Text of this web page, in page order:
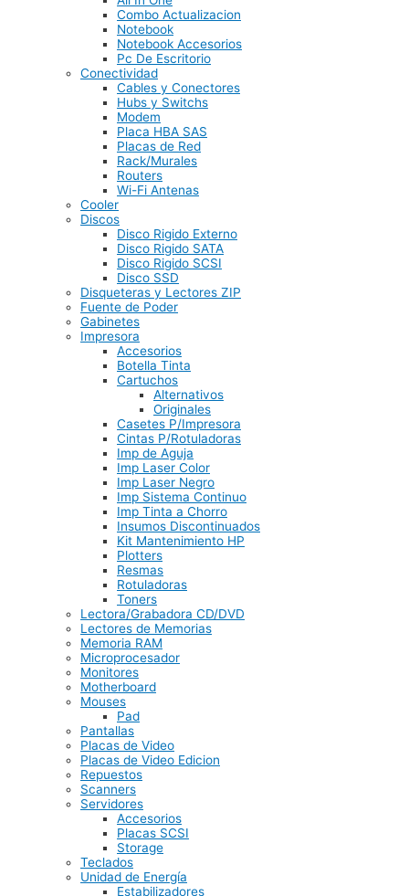
Combo Actualizacion
Notebook
Notebook Accesorios
Pc De Escritorio
Conectividad
Cables y Conectores
Hubs y Switchs
Modem
Placa HBA SAS
Placas de Red
Rack/Murales
Routers
Wi-Fi Antenas
Cooler
Discos
Disco Rigido Externo
Disco Rigido SATA
Disco Rigido SCSI
Disco SSD
Disqueteras y Lectores ZIP
Fuente de Poder
Gabinetes
Impresora
Accesorios
Botella Tinta
Cartuchos
Alternativos
Originales
Casetes P/Impresora
Cintas P/Rotuladoras
Imp de Aguja
Imp Laser Color
Imp Laser Negro
Imp Sistema Continuo
Imp Tinta a Chorro
Insumos Discontinuados
Kit Mantenimiento HP
Plotters
Resmas
Rotuladoras
Toners
Lectora/Grabadora CD/DVD
Lectores de Memorias
Memoria RAM
Microprocesador
Monitores
Motherboard
Mouses
Pad
Pantallas
Placas de Video
Placas de Video Edicion
Repuestos
Scanners
Servidores
Accesorios
Placas SCSI
Storage
Teclados
Unidad de Energía
Estabilizadores